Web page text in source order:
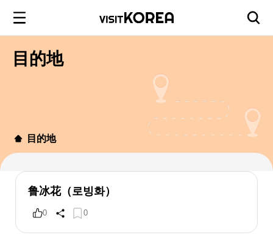
目的地
目的地
鲁冰花（로빙화）
0 0